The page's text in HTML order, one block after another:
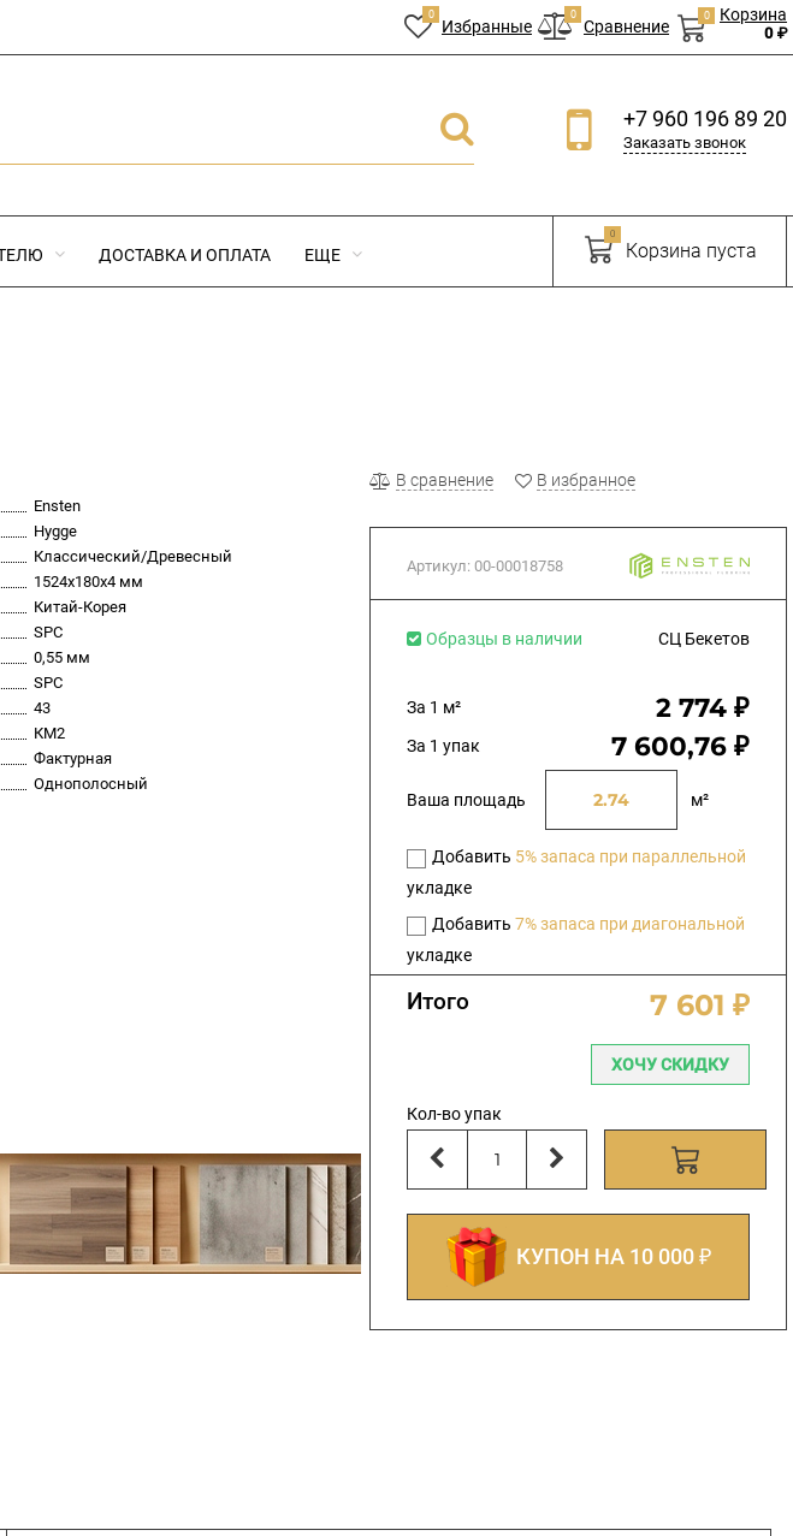
0
Избранные
0
Сравнение
0 Корзина
0 ₽
+7 960 196 89 20
Заказать звонок
Корзина пуста
0
ДОСТАВКА И ОПЛАТА ЕЩЕ
В сравнение В избранное
Артикул:00-00018758
Образцы в наличии СЦ Бекетов
За 1 м² 2 774 ₽
За 1 упак 7 600,76 ₽
Ваша площадь м²
Добавить 5% запаса при параллельной
укладке
Добавить7% запаса при диагональной
укладке
Итого 7 601 ₽
ХОЧУ СКИДКУ
Кол-во упак
КУПОН НА 10 000 ₽
Ensten
Hygge
Классический/Древесный
1524х180х4 мм
Китай-Корея
SPC
0,55 мм
SPC
43
КМ2
Фактурная
Однополосный